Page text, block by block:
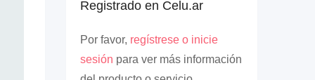
Registrado en Celu.ar
Por favor, regístrese o inicie
sesión para ver más información